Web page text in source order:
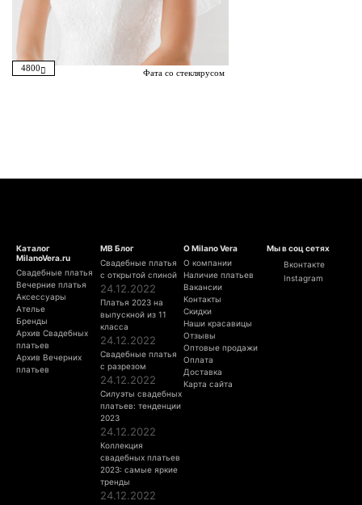
4800 Фата со стеклярусом
Каталог
MilanoVera.ru
Свадебные платья
Вечерние платья
Аксессуары
Ателье
Бренды
Архив Свадебных
платьев
Архив Вечерних
платьев
МВ Блог
Свадебные платья
с открытой спиной
24.12.2022
Платья 2023 на
выпускной из 11
класса
24.12.2022
Свадебные платья
с разрезом
24.12.2022
Силуэты свадебных
платьев: тенденции
2023
24.12.2022
Коллекция
свадебных платьев
2023: самые яркие
тренды
24.12.2022
О Milano Vera
О компании
Наличие платьев
Вакансии
Контакты
Скидки
Наши красавицы
Отзывы
Оптовые продажи
Оплата
Доставка
Карта сайта
Мы в соц сетях
Вконтакте
Instagram